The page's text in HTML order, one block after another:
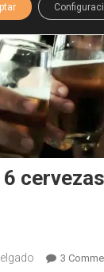
3